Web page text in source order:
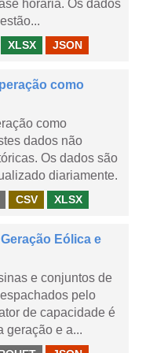
horária. Os dados
XLSX JSON
como
como
dados não
Os dados são
diariamente.
CSV XLSX
Eólica e
e conjuntos de
pelo
de capacidade é
geração e a...